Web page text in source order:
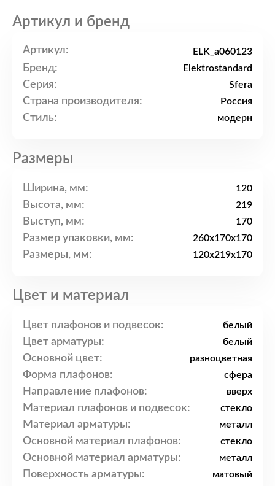
Артикул и бренд
Артикул: ELK_a060123
Бренд: Elektrostandard
Серия: Sfera
Страна производителя: Россия
Стиль: модерн
Размеры
Ширина, мм: 120
Высота, мм: 219
Выступ, мм: 170
Размер упаковки, мм: 260x170x170
Размеры, мм: 120x219x170
Цвет и материал
Цвет плафонов и подвесок: белый
Цвет арматуры: белый
Основной цвет: разноцветная
Форма плафонов: сфера
Направление плафонов: вверх
Материал плафонов и подвесок: стекло
Материал арматуры: металл
Основной материал плафонов: стекло
Основной материал арматуры: металл
Поверхность арматуры: матовый